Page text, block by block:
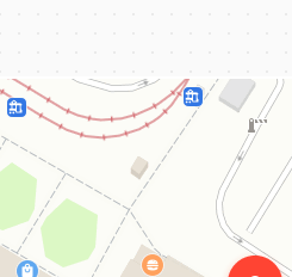
КёнигКлимат
Кондиционеры в Калининграде
Установка кондиционеров в Калининграде